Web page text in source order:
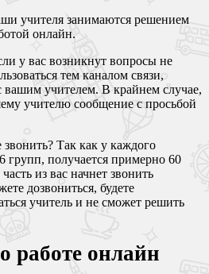
занимаются решением
онлайн.
у вас возникнут вопросы не
тем каналом связи,
вашим учителем. В крайнем случае,
учителю сообщение с просьбой
Так как у каждого
групп, получается примерно 60
из вас начнет звонить
дозвониться, будете
учитель и не сможет решить
работе онлайн